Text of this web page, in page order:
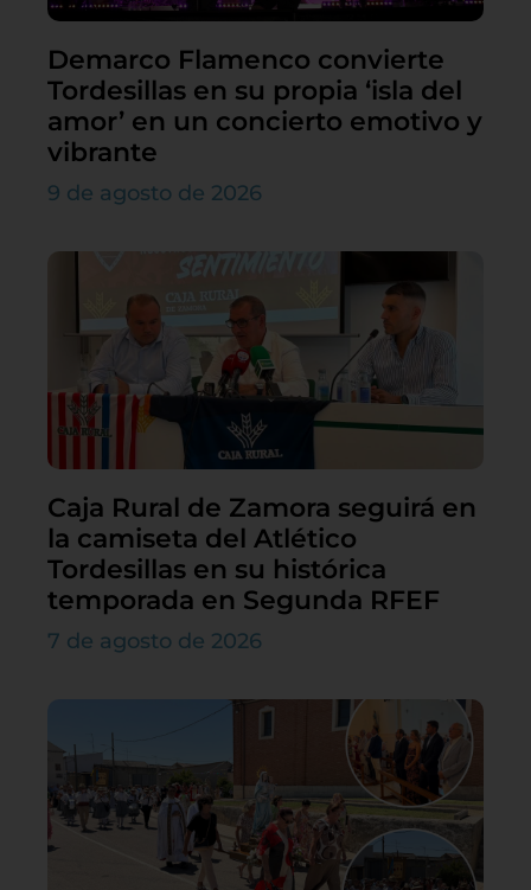
Demarco Flamenco convierte
Tordesillas en su propia ‘isla del
amor’ en un concierto emotivo y
vibrante
9 de agosto de 2026
Caja Rural de Zamora seguirá en
la camiseta del Atlético
Tordesillas en su histórica
temporada en Segunda RFEF
7 de agosto de 2026